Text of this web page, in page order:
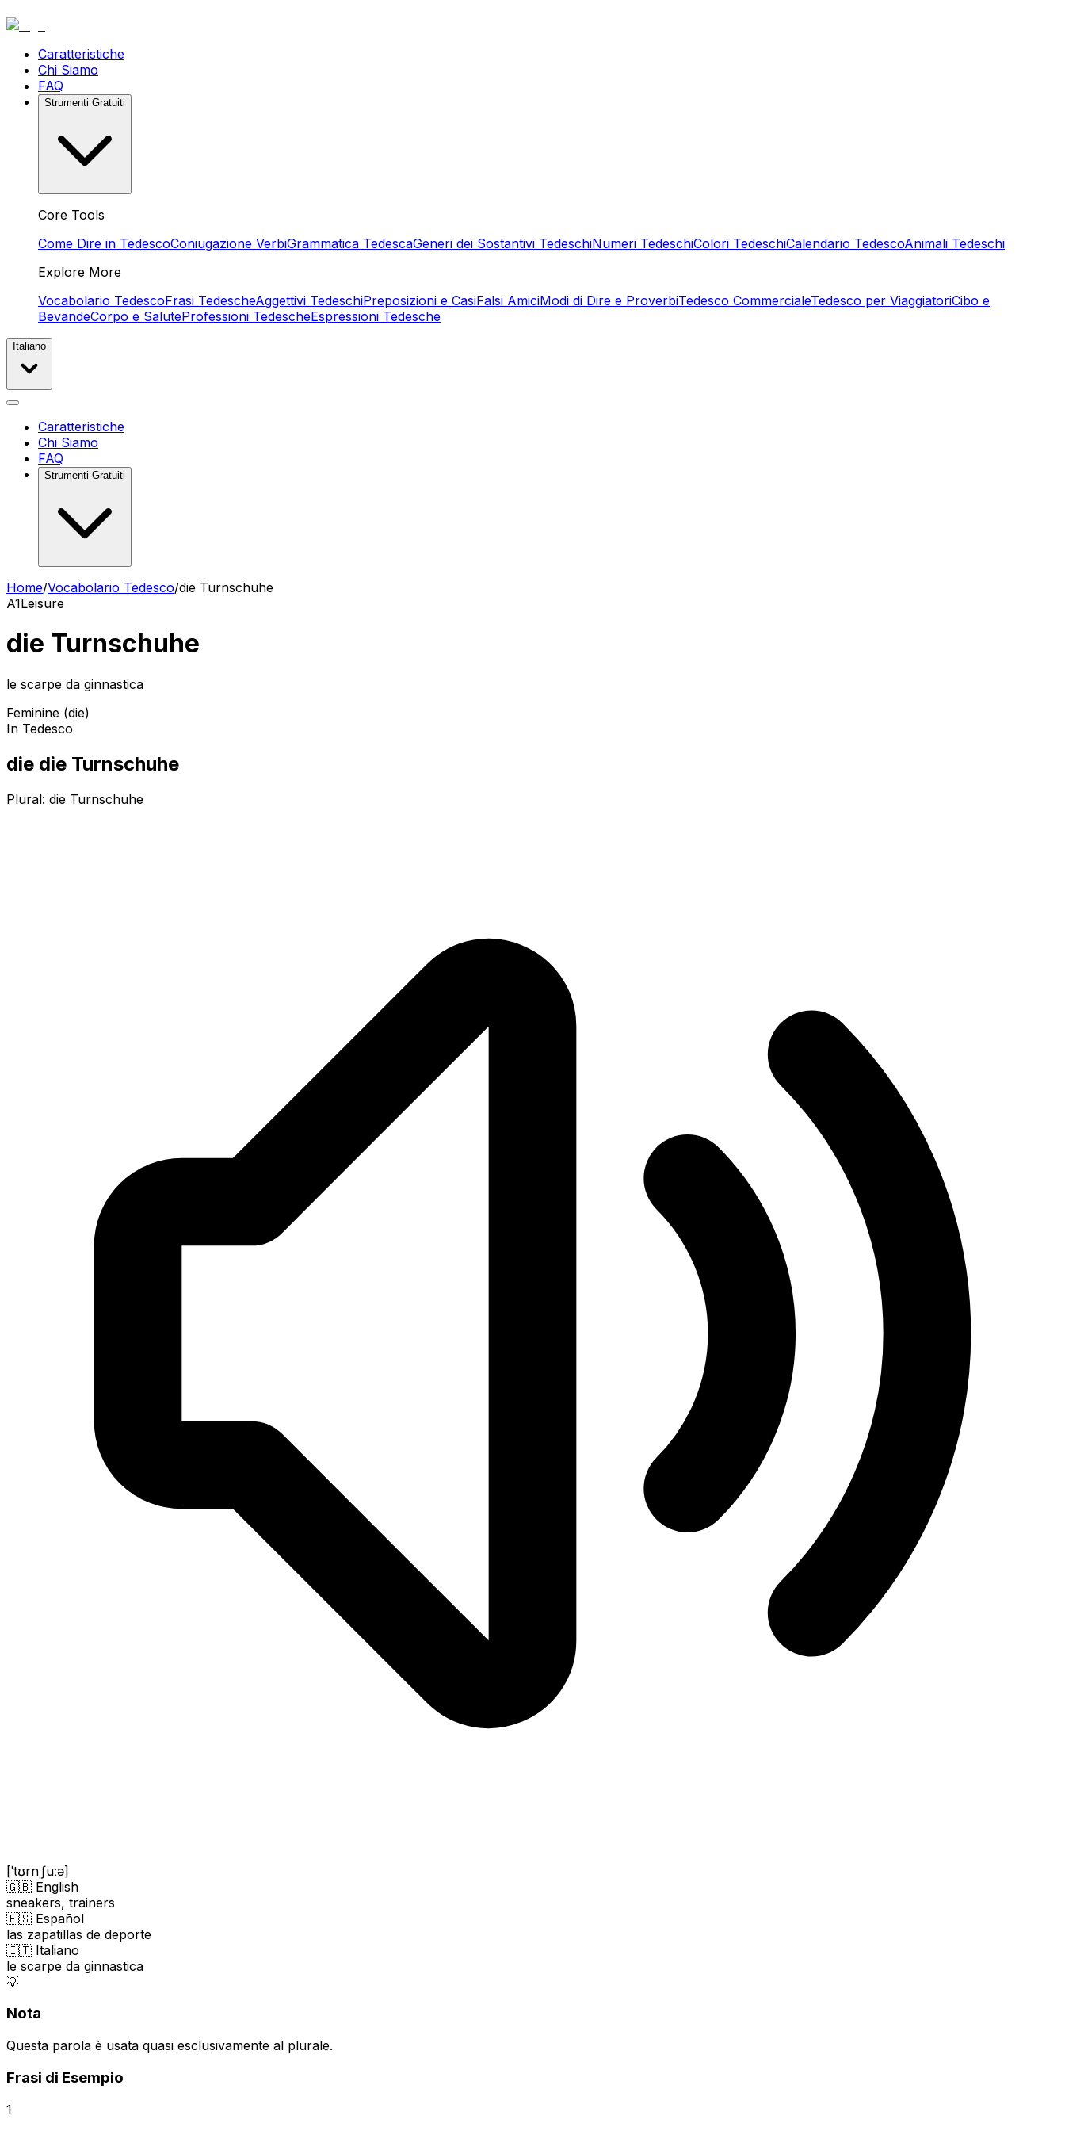
Caratteristiche
Chi Siamo
FAQ
Strumenti Gratuiti
Core Tools
Come Dire in TedescoConiugazione VerbiGrammatica TedescaGeneri dei Sostantivi TedeschiNumeri TedeschiColori TedeschiCalendario TedescoAnimali Tedeschi
Explore More
Vocabolario TedescoFrasi TedescheAggettivi TedeschiPreposizioni e CasiFalsi AmiciModi di Dire e ProverbiTedesco CommercialeTedesco per ViaggiatoriCibo e
BevandeCorpo e SaluteProfessioni TedescheEspressioni Tedesche
Italiano
Caratteristiche
Chi Siamo
FAQ
Strumenti Gratuiti
Home/Vocabolario Tedesco/die Turnschuhe
A1Leisure
die Turnschuhe
le scarpe da ginnastica
Feminine (die)
In Tedesco
die die Turnschuhe
Plural: die Turnschuhe
[ˈtʊrnˌʃuːə]
🇬🇧 English
sneakers, trainers
🇪🇸 Español
las zapatillas de deporte
🇮🇹 Italiano
le scarpe da ginnastica
💡
Nota
Questa parola è usata quasi esclusivamente al plurale.
Frasi di Esempio
1